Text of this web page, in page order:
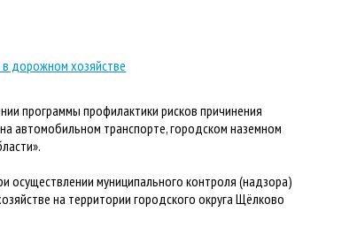
дорожном хозяйстве
программы профилактики рисков причинения
автомобильном транспорте, городском наземном
осуществлении муниципального контроля (надзора)
на территории городского округа Щёлково